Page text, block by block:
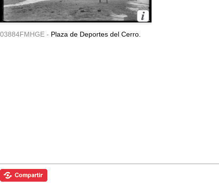
03884FMHGE - Plaza de Deportes del Cerro.